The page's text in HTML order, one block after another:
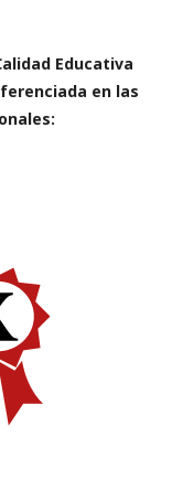
Educativa
en las